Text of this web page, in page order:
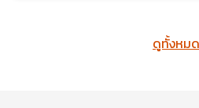
ดูทั้งหมด